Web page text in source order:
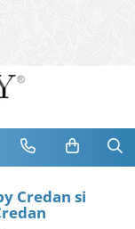
Credan si